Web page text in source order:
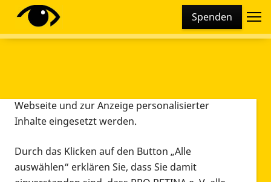
Spenden
Diese Webseite setzt verschiedene Cookies und
Tracking-Tools ein. Dies beinhaltet Cookies und
Webseite und zur Anzeige personalisierter
Inhalte eingesetzt werden.
Durch das Klicken auf den Button „Alle
auswählen“ erklären Sie, dass Sie damit